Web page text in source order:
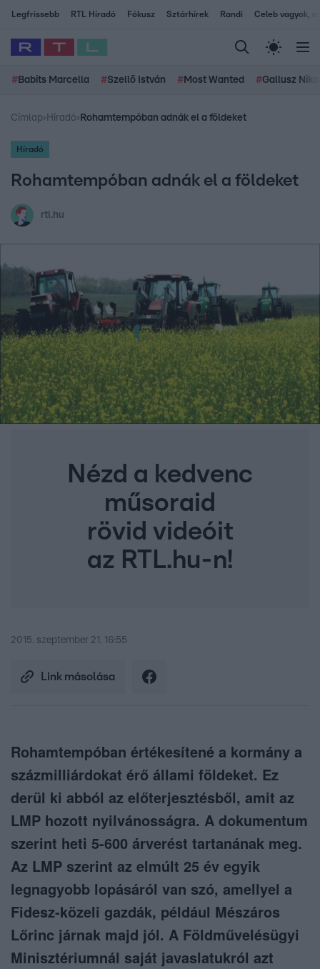
Legfrissebb RTL Híradó Fókusz Sztárhírek Randi Celeb vagyok,
# Babits Marcella #Szellő István # Most Wanted #Gallusz
Címlap› Híradó› Rohamtempóban adnák el a földeket
Híradó
Rohamtempóban adnák el a földeket
rtl.hu
Nézd a kedvenc
műsoraid
rövid videóit
az RTL.hu-n!
2015. szeptember 21. 16:55
Link másolása
Rohamtempóban értékesítené a kormány a
százmilliárdokat érő állami földeket. Ez
derül ki abból az előterjesztésből, amit az
LMP hozott nyilvánosságra. A dokumentum
szerint heti 5-600 árverést tartanának meg.
Az LMP szerint az elmúlt 25 év egyik
legnagyobb lopásáról van szó, amellyel a
Fidesz-közeli gazdák, például Mészáros
Lőrinc járnak majd jól. A Földművelésügyi
Minisztériumnál saját javaslatukról azt